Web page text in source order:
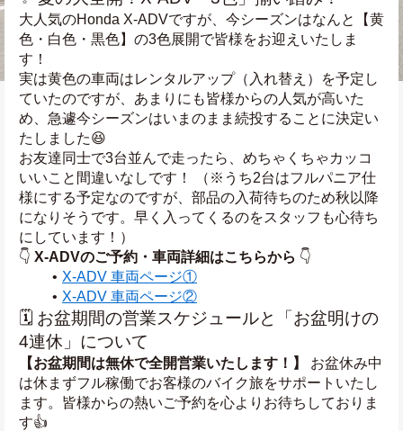
大人気のHonda X-ADVですが、今シーズンはなんと【黄
色・白色・黒色】の3色展開で皆様をお迎えいたしま
す！
実は黄色の車両はレンタルアップ（入れ替え）を予定し
ていたのですが、あまりにも皆様からの人気が高いた
め、急遽今シーズンはいまのまま続投することに決定い
たしました😆
お友達同士で3台並んで走ったら、めちゃくちゃカッコ
いいこと間違いなしです！ （※うち2台はフルパニア仕
様にする予定なのですが、部品の入荷待ちのため秋以降
になりそうです。早く入ってくるのをスタッフも心待ち
にしています！）
👇 X-ADVのご予約・車両詳細はこちらから 👇
X-ADV 車両ページ①
X-ADV 車両ページ②
🗓️ お盆期間の営業スケジュールと「お盆明けの
4連休」について
【お盆期間は無休で全開営業いたします！】
お盆休み中
は休まずフル稼働でお客様のバイク旅をサポートいたし
ます。皆様からの熱いご予約を心よりお待ちしておりま
す👍